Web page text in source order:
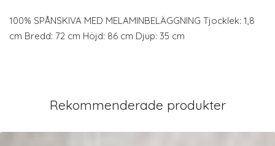
100% SPÅNSKIVA MED MELAMINBELÄGGNING Tjocklek: 1,8
cm Bredd: 72 cm Höjd: 86 cm Djup: 35 cm
Rekommenderade produkter